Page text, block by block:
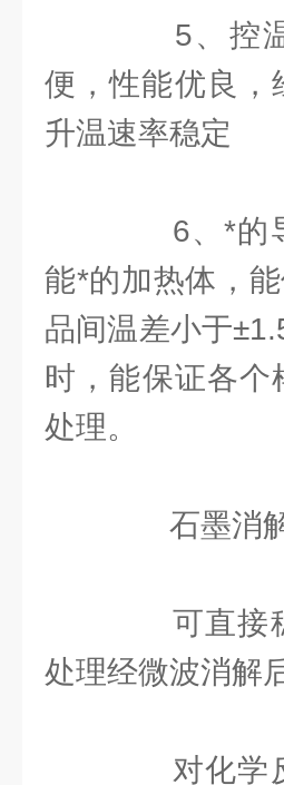
5、控温
便，性能优良
升温速率稳定
6、*的导
能*的加热体，
品间温差小于
时，能保证各
处理。
石墨消解
可直接稳
处理经微波消解
对化学反